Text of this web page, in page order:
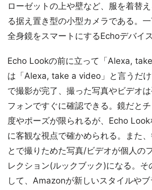
ローゼットの上や壁など、服を着替
る据え置き型の小型カメラである。
全身鏡をスマートにするEchoデバイス
Echo Lookの前に立って「Alexa,
は「Alexa, take a video」と言うだ
で撮影が完了、撮った写真やビデオ
フォンですぐに確認できる。鏡だと
度やポーズが限られるが、Echo
に客観な視点で確かめられる。また
とで撮りためた写真/ビデオが個人の
レクション(ルックブック)になる。そ
して、Amazonが新しいスタイルや